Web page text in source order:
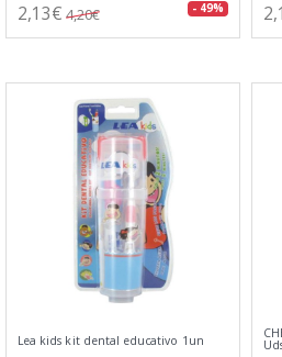
2,13€ 4,20€ - 49%
Lea kids kit dental educativo 1un